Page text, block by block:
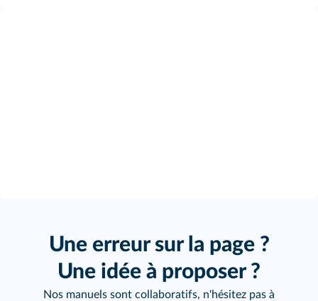
Une erreur sur la page ?
Une idée à proposer ?
Nos manuels sont collaboratifs, n'hésitez pas à